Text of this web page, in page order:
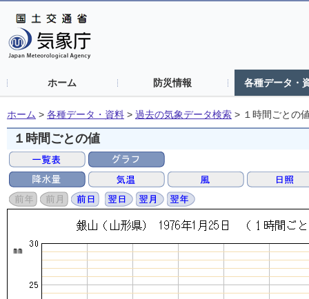
ホーム 防災情報 各種データ・
ホーム > 各種データ・資料 > 過去の気象データ検索 > １時間ごとの
１時間ごとの値